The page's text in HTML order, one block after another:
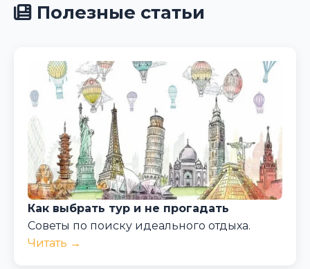
Полезные статьи
Как выбрать тур и не прогадать
Советы по поиску идеального отдыха.
Читать →